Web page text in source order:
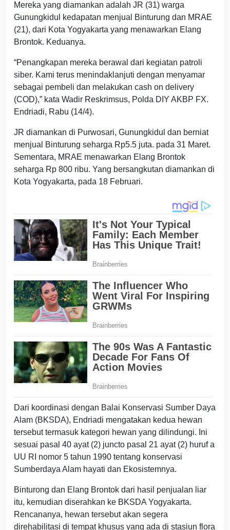
Mereka yang diamankan adalah JR (31) warga
Gunungkidul kedapatan menjual Binturung dan MRAE
(21), dari Kota Yogyakarta yang menawarkan Elang
Brontok. Keduanya.
“Penangkapan mereka berawal dari kegiatan patroli
siber. Kami terus menindaklanjuti dengan menyamar
sebagai pembeli dan melakukan cash on delivery
(COD),” kata Wadir Reskrimsus, Polda DIY AKBP FX.
Endriadi, Rabu (14/4).
JR diamankan di Purwosari, Gunungkidul dan berniat
menjual Binturung seharga Rp5.5 juta. pada 31 Maret.
Sementara, MRAE menawarkan Elang Brontok
seharga Rp 800 ribu. Yang bersangkutan diamankan di
Kota Yogyakarta, pada 18 Februari.
Dari koordinasi dengan Balai Konservasi Sumber Daya
Alam (BKSDA), Endriadi mengatakan kedua hewan
tersebut termasuk kategori hewan yang dilindungi. Ini
sesuai pasal 40 ayat (2) juncto pasal 21 ayat (2) huruf a
UU RI nomor 5 tahun 1990 tentang konservasi
Sumberdaya Alam hayati dan Ekosistemnya.
Binturong dan Elang Brontok dari hasil penjualan liar
itu, kemudian diserahkan ke BKSDA Yogyakarta.
Rencananya, hewan tersebut akan segera
direhabilitasi di tempat khusus yang ada di stasiun flora